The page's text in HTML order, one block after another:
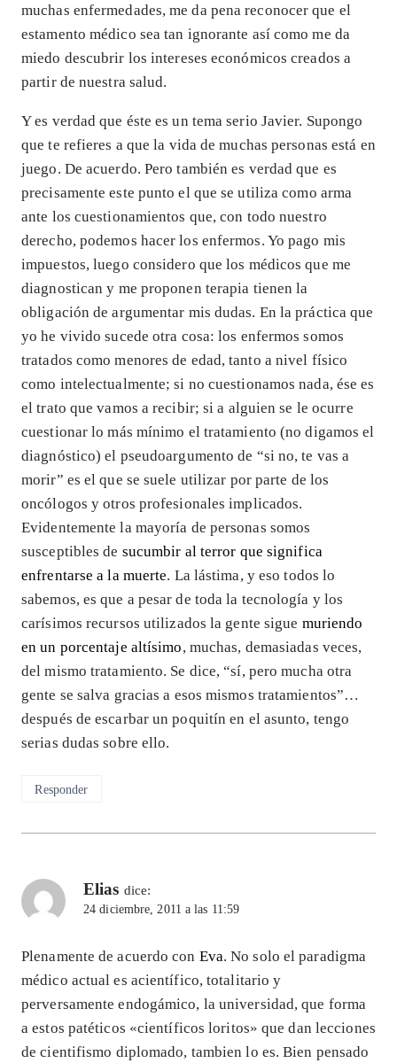
muchas enfermedades, me da pena reconocer que el
estamento médico sea tan ignorante así como me da
miedo descubrir los intereses económicos creados a
partir de nuestra salud.
Y es verdad que éste es un tema serio Javier. Supongo
que te refieres a que la vida de muchas personas está en
juego. De acuerdo. Pero también es verdad que es
precisamente este punto el que se utiliza como arma
ante los cuestionamientos que, con todo nuestro
derecho, podemos hacer los enfermos. Yo pago mis
impuestos, luego considero que los médicos que me
diagnostican y me proponen terapia tienen la
obligación de argumentar mis dudas. En la práctica que
yo he vivido sucede otra cosa: los enfermos somos
tratados como menores de edad, tanto a nivel físico
como intelectualmente; si no cuestionamos nada, ése es
el trato que vamos a recibir; si a alguien se le ocurre
cuestionar lo más mínimo el tratamiento (no digamos el
diagnóstico) el pseudoargumento de “si no, te vas a
morir” es el que se suele utilizar por parte de los
oncólogos y otros profesionales implicados.
Evidentemente la mayoría de personas somos
susceptibles de sucumbir al terror que significa
enfrentarse a la muerte. La lástima, y eso todos lo
sabemos, es que a pesar de toda la tecnología y los
carísimos recursos utilizados la gente sigue muriendo
en un porcentaje altísimo, muchas, demasiadas veces,
del mismo tratamiento. Se dice, “sí, pero mucha otra
gente se salva gracias a esos mismos tratamientos”…
después de escarbar un poquitín en el asunto, tengo
serias dudas sobre ello.
Responder
Elias dice:
24 diciembre, 2011 a las 11:59
Plenamente de acuerdo con Eva. No solo el paradigma
médico actual es acientífico, totalitario y
perversamente endogámico, la universidad, que forma
a estos patéticos «científicos loritos» que dan lecciones
de cientifismo diplomado, tambien lo es. Bien pensado